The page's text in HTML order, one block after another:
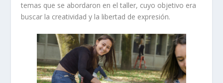
temas que se abordaron en el taller, cuyo objetivo era
buscar la creatividad y la libertad de expresión.